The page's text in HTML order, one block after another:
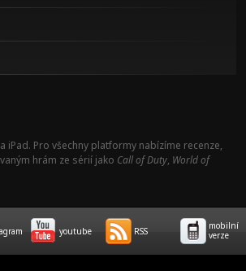
iPad. Pro všechny platformy nabízíme recenze,
hrám ze sérií jako Call of Duty, World of
youtube RSS
mobilní
verze